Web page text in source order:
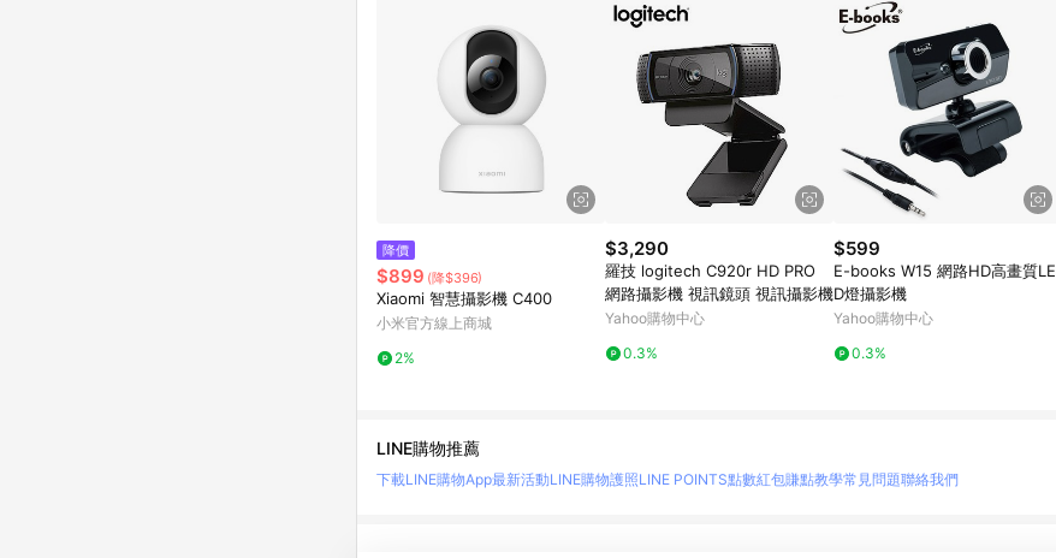
降價
$899 (降$396)
Xiaomi 智慧攝影機 C400
小米官方線上商城
2%
$3,290
羅技 logitech C920r HD PRO
網路攝影機 視訊鏡頭 視訊攝影機
Yahoo購物中心
0.3%
$599
E-books W15 網路HD高畫質LE
D燈攝影機
Yahoo購物中心
0.3%
LINE購物推薦
下載LINE購物App最新活動LINE購物護照LINE POINTS點數紅包賺點教學常見問題聯絡我們